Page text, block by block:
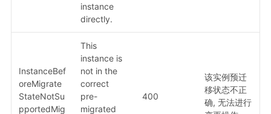
instance
directly.
InstanceBef
oreMigrate
StateNotSu
pportedMig
This
instance is
not in the
correct
pre-
migrated
400
该实例预迁
移状态不正
确, 无法进行